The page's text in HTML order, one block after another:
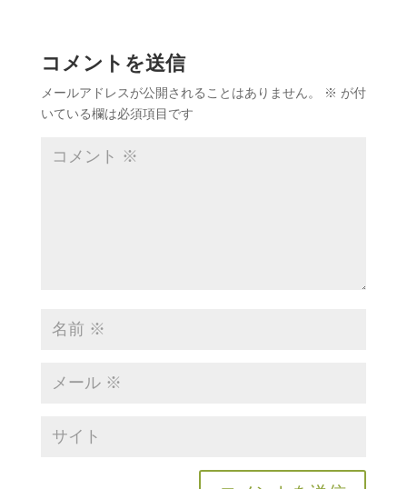
コメントを送信
メールアドレスが公開されることはありません。 ※ が付
いている欄は必須項目です